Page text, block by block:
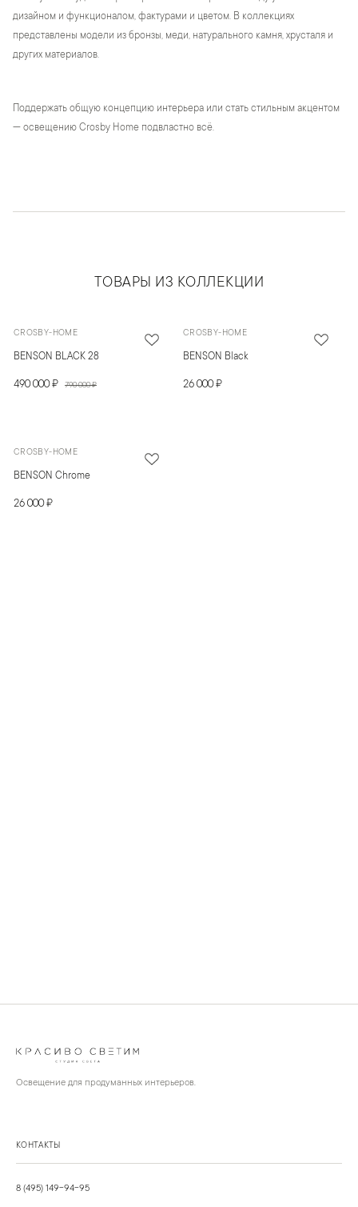
дизайном и функционалом, фактурами и цветом. В коллекциях
представлены модели из бронзы, меди, натурального камня, хрусталя и
других материалов.
Поддержать общую концепцию интерьера или стать стильным акцентом
— освещению Crosby Home подвластно всё.
ТОВАРЫ ИЗ КОЛЛЕКЦИИ
CROSBY-HOME
BENSON BLACK 28
490 000 ₽ 790 000 ₽
CROSBY-HOME
BENSON Black
26 000 ₽
CROSBY-HOME
BENSON Chrome
26 000 ₽
Освещение для продуманных интерьеров.
КОНТАКТЫ
8 (495) 149-94-95